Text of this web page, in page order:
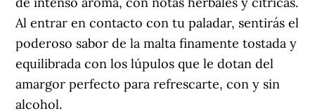
Al entrar en contacto con tu paladar, sentirás el
poderoso sabor de la malta finamente tostada y
equilibrada con los lúpulos que le dotan del
amargor perfecto para refrescarte, con y sin
alcohol.